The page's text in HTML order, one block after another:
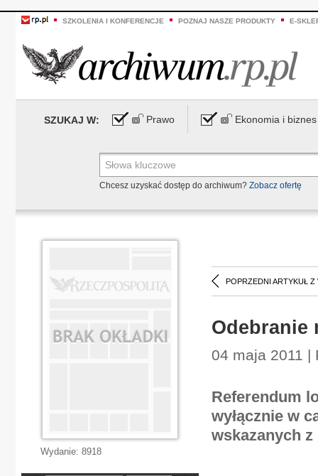
SZKOLENIA I KONFERENCJE POZNAJ NASZE PRODUKTY E-
SZUKAJ W: Prawo Ekonomia i biznes
Chcesz uzyskać dostęp do archiwum? Zobacz ofertę
POPRZEDNI ARTYKUŁ Z
Odebranie
04 maja 2011 |
Referendum
wyłącznie w
wskazanych
Wydanie: 8918